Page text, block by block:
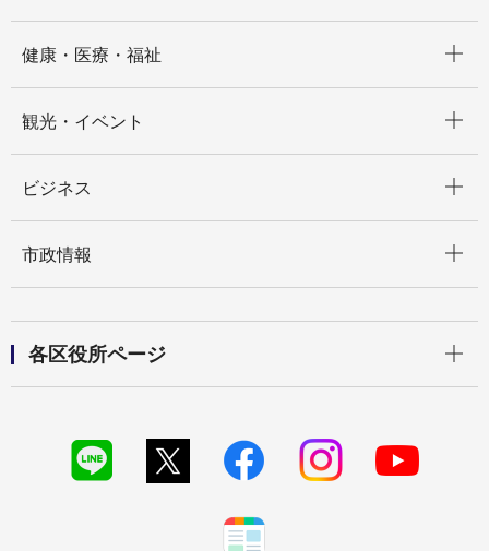
健康・医療・福祉
観光・イベント
ビジネス
市政情報
各区役所ページ